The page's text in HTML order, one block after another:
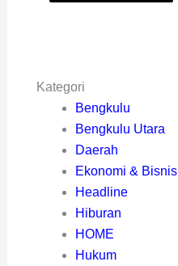
Kategori
Bengkulu
Bengkulu Utara
Daerah
Ekonomi & Bisnis
Headline
Hiburan
HOME
Hukum